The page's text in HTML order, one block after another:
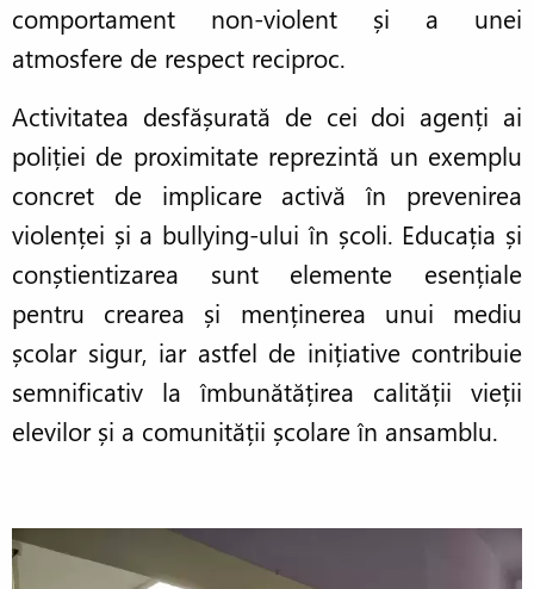
comportament non-violent și a unei
atmosfere de respect reciproc.
Activitatea desfășurată de cei doi agenți ai
poliției de proximitate reprezintă un exemplu
concret de implicare activă în prevenirea
violenței și a bullying-ului în școli. Educația și
conștientizarea sunt elemente esențiale
pentru crearea și menținerea unui mediu
școlar sigur, iar astfel de inițiative contribuie
semnificativ la îmbunătățirea calității vieții
elevilor și a comunității școlare în ansamblu.